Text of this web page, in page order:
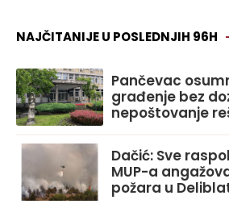
NAJČITANIJE U POSLEDNJIH 96H
Pančevac
građenje bez
nepoštovanje
Dačić: Sve
MUP-a
požara u